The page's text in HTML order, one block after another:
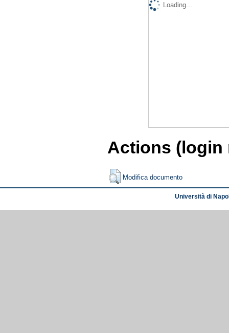
Loading...
Actions (login
Modifica documento
Università di